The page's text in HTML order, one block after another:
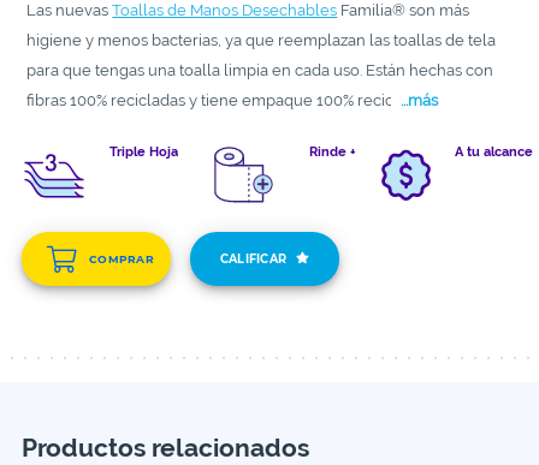
...más
Las nuevasToallas de Manos Desechables Familia® son más
higiene y menos bacterias, ya que reemplazan las toallas de tela
para que tengas una toalla limpia en cada uso. Están hechas con
fibras 100% recicladas y tiene empaque 100% reciclable. Estas son
hogar.
Triple Hoja Rinde + A tu alcance
COMPRAR CALIFICAR
Productos relacionados